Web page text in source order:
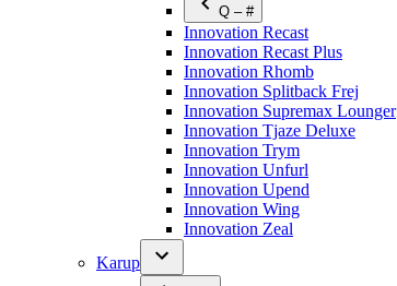
Q – #
Innovation Recast
Innovation Recast Plus
Innovation Rhomb
Innovation Splitback Frej
Innovation Supremax Lounger
Innovation Tjaze Deluxe
Innovation Trym
Innovation Unfurl
Innovation Upend
Innovation Wing
Innovation Zeal
Karup